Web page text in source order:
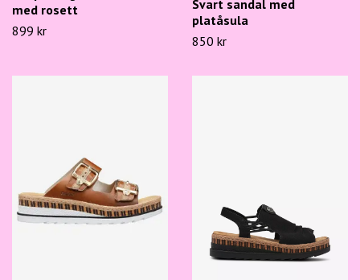
med rosett
899 kr
Svart sandal med
platåsula
850 kr